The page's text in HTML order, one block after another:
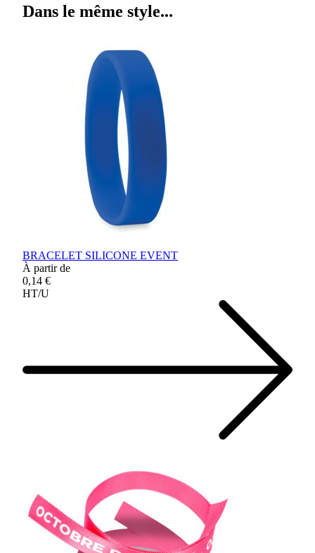
Dans le même style...
BRACELET SILICONE EVENT
À partir de
0,14 €
HT/U